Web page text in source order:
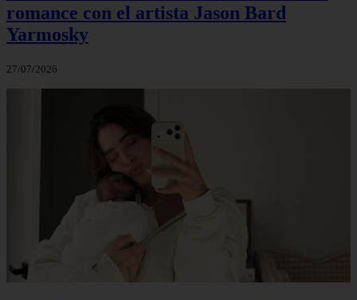
romance con el artista Jason Bard
Yarmosky
27/07/2026